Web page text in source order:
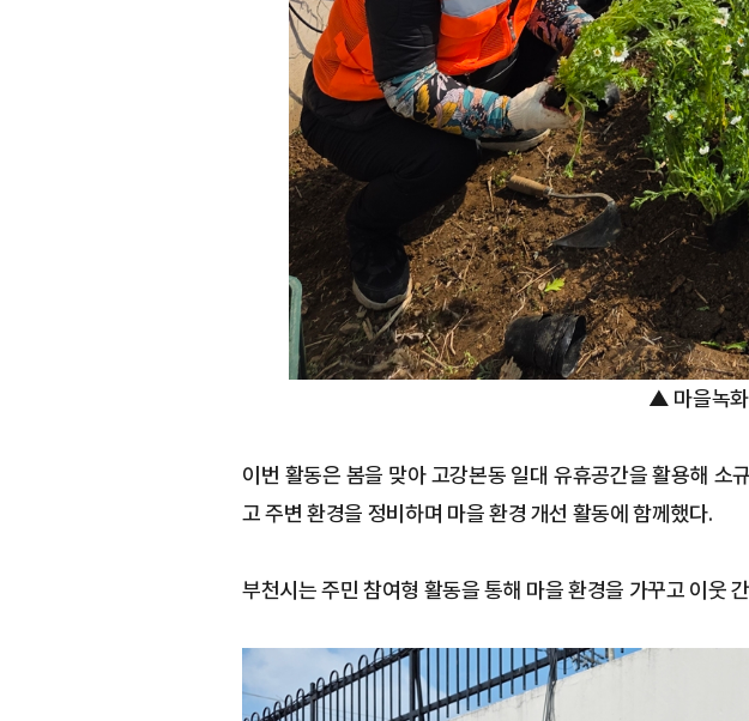
▲ 마을녹화
이번 활동은 봄을 맞아 고강본동 일대 유휴공간을 활용해 소
고 주변 환경을 정비하며 마을 환경 개선 활동에 함께했다.
부천시는 주민 참여형 활동을 통해 마을 환경을 가꾸고 이웃